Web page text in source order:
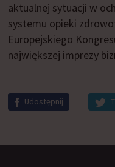
aktualnej sytuacji w
systemu opieki
Europejskiego
największej imprezy
Udostępnij